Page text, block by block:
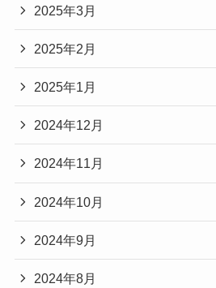
2025年3月
2025年2月
2025年1月
2024年12月
2024年11月
2024年10月
2024年9月
2024年8月